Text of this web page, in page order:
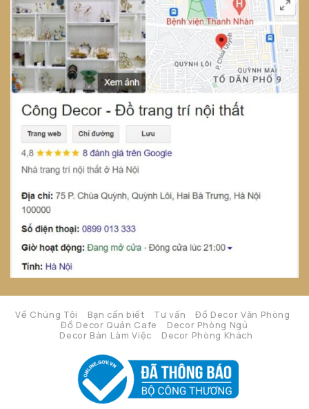
Về Chúng Tôi Bạn cần biết Tư vấn
Đồ Decor Văn Phòng
Đồ Decor Quán Cafe
Decor Phòng Ngủ
Decor Bàn Làm Việc
Decor Phòng Khách